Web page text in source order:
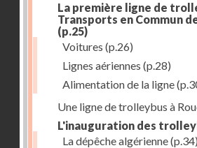
La première ligne de
Transports en Commun
(p.25)
Voitures (p.26)
Lignes aériennes (p.28)
Alimentation de la ligne
Une ligne de trolleybus à
L'inauguration des
La dépêche algérienne(p.34)